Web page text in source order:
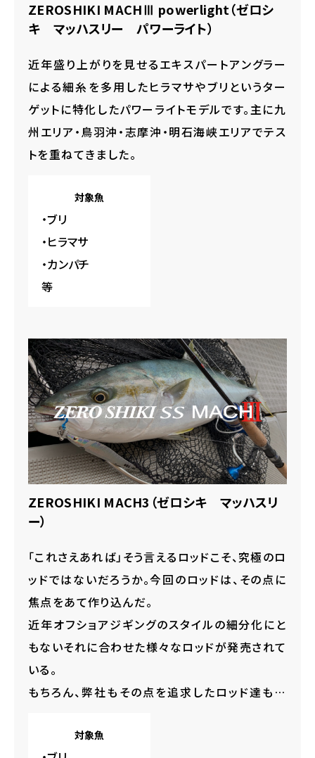
ZEROSHIKI MACHⅢ powerlight（ゼロシ
キ マッハスリー パワーライト）
近年盛り上がりを見せるエキスパートアングラー
による細糸を多用したヒラマサやブリというター
ゲットに特化したパワーライトモデルです。主に九
州エリア・鳥羽沖・志摩沖・明石海峡エリアでテス
トを重ねてき ました。
対象魚
・ブリ
・ヒラマサ
・カンパチ
等
ZEROSHIKI MACH3（ゼロシキ マッハスリ
ー）
「これさえあれば」そう言えるロッドこそ、究極のロ
ッドではないだろうか。今回のロッドは、その点に
焦点をあて作り込んだ。
近年オフショアジギングのスタイルの細分化にと
もないそれに合わせた様々なロッドが発売されて
いる。
もちろん、弊社もその点を追求したロッド達も存
対象魚